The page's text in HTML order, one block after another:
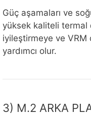
Güç aşamaları ve
yüksek kaliteli termal
iyileştirmeye ve VRM
yardımcı olur.
3) M.2 ARKA